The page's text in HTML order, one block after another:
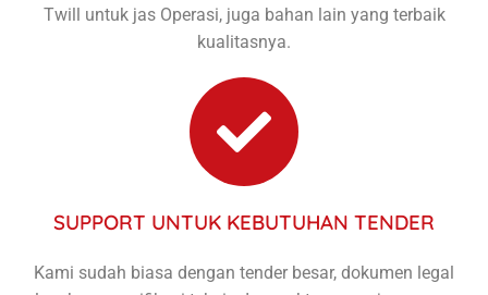
Twill untuk jas Operasi, juga bahan lain yang terbaik
kualitasnya.
SUPPORT UNTUK KEBUTUHAN TENDER
Kami sudah biasa dengan tender besar, dokumen legal